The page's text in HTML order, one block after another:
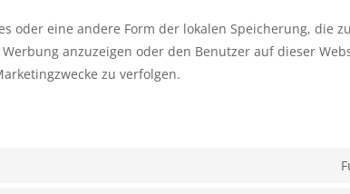
oder eine andere Form der lokalen Speicherung, die
anzuzeigen oder den Benutzer auf dieser
zu verfolgen.